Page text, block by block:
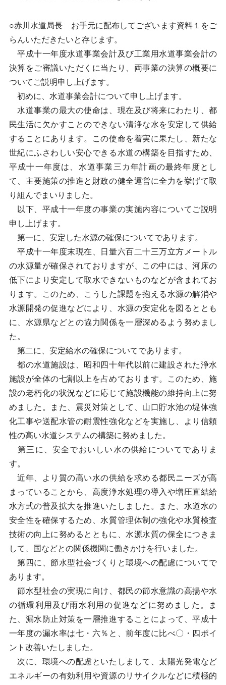
○赤川水道局長 お手元に配布してございます資料１をご
らんいただきたいと存じます。
平成十一年度水道事業会計及び工業用水道事業会計の
決算をご審議いただくに当たり、両事業の決算の概要に
ついてご説明申し上げます。
初めに、水道事業会計について申し上げます。
水道事業の最大の使命は、現在及び将来にわたり、都
民生活に欠かすことのできない清浄な水を安定して供給
することにあります。この使命を着実に果たし、新たな
世紀にふさわしい安心できる水道の構築を目指すため、
平成十一年度は、水道事業三カ年計画の最終年度とし
て、主要施策の推進と財政の健全運営に全力を挙げて取
り組んでまいりました。
以下、平成十一年度の事業の実施内容についてご説明
申し上げます。
第一に、安定した水源の確保についてであります。
平成十一年度末現在、日量六百二十三万立方メートル
の水源量が確保されておりますが、この中には、河床の
低下により安定して取水できないものなどが含まれてお
ります。このため、こうした課題を抱える水源の解消や
水源開発の促進などにより、水源の安定化を図るととも
に、水源県などとの協力関係を一層深めるよう努めまし
た。
第二に、安定給水の確保についてであります。
都の水道施設は、昭和四十年代以前に建設された浄水
施設が全体の七割以上を占めております。このため、施
設の老朽化の状況などに応じて施設機能の維持向上に努
めました。また、震災対策として、山口貯水池の堤体強
化工事や送配水管の耐震性強化などを実施し、より信頼
性の高い水道システムの構築に努めました。
第三に、安全でおいしい水の供給についてでありま
す。
近年、より質の高い水の供給を求める都民ニーズが高
まっていることから、高度浄水処理の導入や増圧直結給
水方式の普及拡大を推進いたしました。また、水道水の
安全性を確保するため、水質管理体制の強化や水質検査
技術の向上に努めるとともに、水源水質の保全につきま
して、国などとの関係機関に働きかけを行いました。
第四に、節水型社会づくりと環境への配慮についてで
あります。
節水型社会の実現に向け、都民の節水意識の高揚や水
の循環利用及び雨水利用の促進などに努めました。ま
た、漏水防止対策を一層推進することによって、平成十
一年度の漏水率は七・六％と、前年度に比べ〇・四ポイ
ント改善いたしました。
次に、環境への配慮といたしまして、太陽光発電など
エネルギーの有効利用や資源のリサイクルなどに積極的